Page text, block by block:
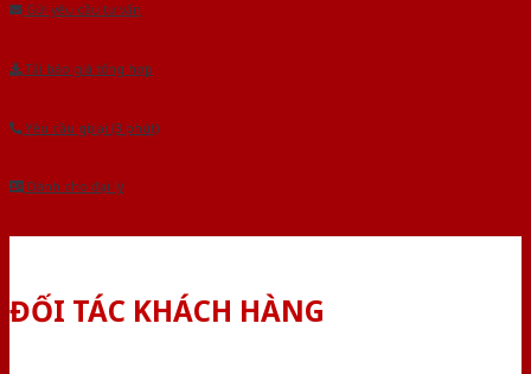
Gửi yêu cầu tư vấn
Tải báo giá tổng hợp
Yêu cầu gọi lại (3 phút)
Dành cho đại lý
ĐỐI TÁC KHÁCH HÀNG